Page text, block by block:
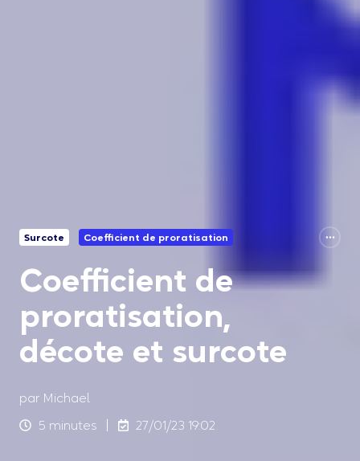
Surcote Coefficient de proratisation
Coefficient de
proratisation,
décote et surcote
par Michael
5 minutes
27/01/23 19:02